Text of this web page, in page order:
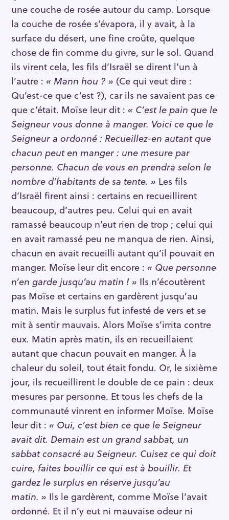
une couche de rosée autour du camp. Lorsque
la couche de rosée s’évapora, il y avait, à la
surface du désert, une fine croûte, quelque
chose de fin comme du givre, sur le sol. Quand
ils virent cela, les fils d’Israël se dirent l’un à
l’autre : « Mann hou ? » (Ce qui veut dire :
Qu’est-ce que c’est ?), car ils ne savaient pas ce
que c’était. Moïse leur dit : « C’est le pain que le
Seigneur vous donne à manger. Voici ce que le
Seigneur a ordonné : Recueillez-en autant que
chacun peut en manger : une mesure par
personne. Chacun de vous en prendra selon le
nombre d’habitants de sa tente. » Les fils
d’Israël firent ainsi : certains en recueillirent
beaucoup, d’autres peu. Celui qui en avait
ramassé beaucoup n’eut rien de trop ; celui qui
en avait ramassé peu ne manqua de rien. Ainsi,
chacun en avait recueilli autant qu’il pouvait en
manger. Moïse leur dit encore : « Que personne
n’en garde jusqu’au matin ! » Ils n’écoutèrent
pas Moïse et certains en gardèrent jusqu’au
matin. Mais le surplus fut infesté de vers et se
mit à sentir mauvais. Alors Moïse s’irrita contre
eux. Matin après matin, ils en recueillaient
autant que chacun pouvait en manger. À la
chaleur du soleil, tout était fondu. Or, le sixième
jour, ils recueillirent le double de ce pain : deux
mesures par personne. Et tous les chefs de la
communauté vinrent en informer Moïse. Moïse
leur dit : « Oui, c’est bien ce que le Seigneur
avait dit. Demain est un grand sabbat, un
sabbat consacré au Seigneur. Cuisez ce qui doit
cuire, faites bouillir ce qui est à bouillir. Et
gardez le surplus en réserve jusqu’au
matin. » Ils le gardèrent, comme Moïse l’avait
ordonné. Et il n’y eut ni mauvaise odeur ni